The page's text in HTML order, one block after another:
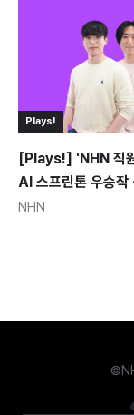
Plays!
[Plays!] 'NHN 직
AI 스프린톤 우승작
NHN